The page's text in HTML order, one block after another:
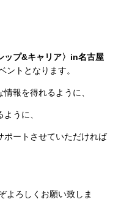
ップ&キャリア〉in名古屋
ントとなります。
報を得れるように、
うに、
ポートさせていただければ
よろしくお願い致しま